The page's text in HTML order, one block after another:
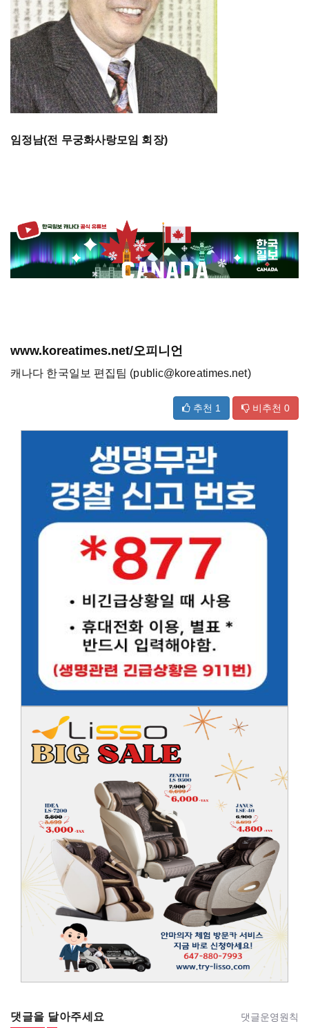
임정남(전 무궁화사랑모임 회장)
www.koreatimes.net/오피니언
캐나다 한국일보 편집팀 (public@koreatimes.net)
추천 1 비추천 0
댓글을 달아주세요 댓글운영원칙